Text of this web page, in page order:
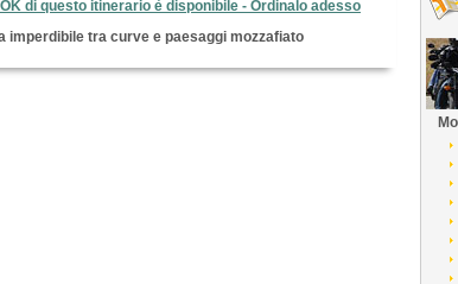
di questo itinerario è disponibile - Ordinalo adesso
imperdibile tra curve e paesaggi mozzafiato